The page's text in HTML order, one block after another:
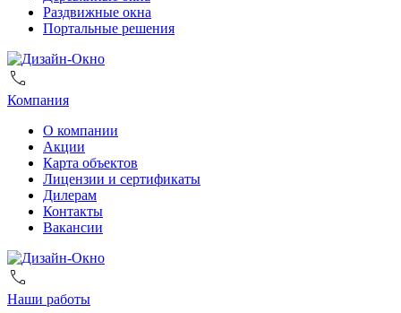
Раздвижные окна
Портальные решения
Компания
О компании
Акции
Карта объектов
Лицензии и сертификаты
Дилерам
Контакты
Вакансии
Наши работы